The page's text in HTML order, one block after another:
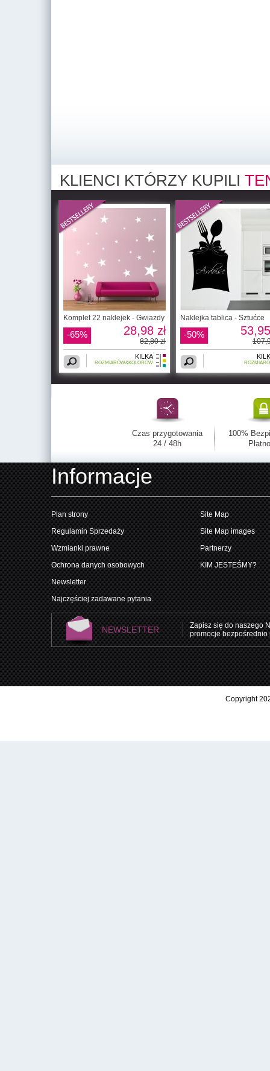
KLIENCI KTÓRZY KUPILI
Komplet 22 naklejek - Gwiazdy
-65% 28,98 zł
82,80 zł
KILKA
ROZMIARÓW&KOLORÓW
Naklejka tablica - Sztućce
-50%
Czas przygotowania
24 / 48h
100%
Informacje
Plan strony
Regulamin Sprzedaży
Wzmianki prawne
Ochrona danych osobowych
Newsletter
Najczęściej zadawane pytania.
Site Map
Site Map images
Partnerzy
KIM JESTEŚMY?
NEWSLETTER
Zapisz się do naszego
promocje bezpośrednio
Copyright